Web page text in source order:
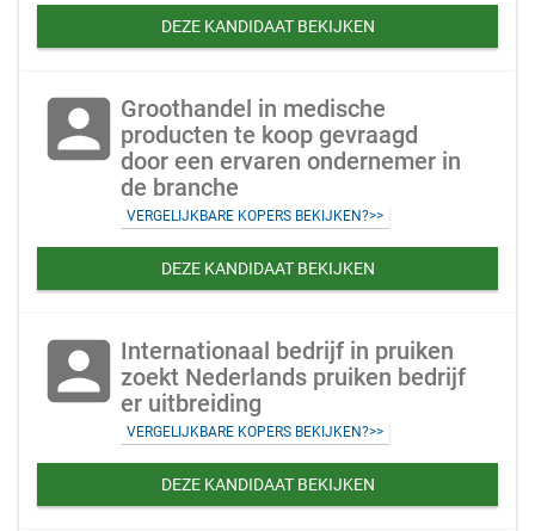
DEZE KANDIDAAT BEKIJKEN
account_box Groothandel in medische
producten te koop gevraagd
door een ervaren ondernemer in
de branche
VERGELIJKBARE KOPERS BEKIJKEN?>>
DEZE KANDIDAAT BEKIJKEN
account_box Internationaal bedrijf in pruiken
zoekt Nederlands pruiken bedrijf
er uitbreiding
VERGELIJKBARE KOPERS BEKIJKEN?>>
DEZE KANDIDAAT BEKIJKEN